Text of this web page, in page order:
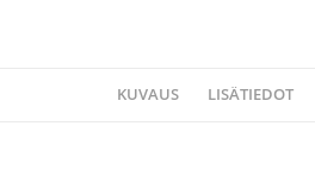
KUVAUS LISÄTIEDOT